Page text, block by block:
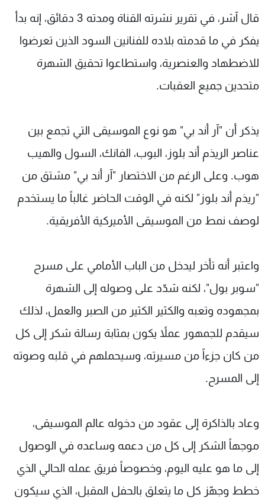
قال آشر، في تقرير نشرته القناة ومدته 3 دقائق، إنه بدأ
يفكر في ما قدمته بلاده للفنانين السود الذين تعرضوا
للاضطهاد والعنصرية، واستطاعوا تحقيق الشهرة
متحدين جميع العقبات.
يذكر أن "آر أند بي" هو نوع الموسيقى التي تجمع بين
عناصر الريذم أند بلوز، البوب، الفانك، السول والهيب
هوب. وعلى الرغم من الاختصار "آر أند بي" مشتق من
"ريذم أند بلوز" لكنه في الوقت الحاضر غالباً ما يستخدم
لوصف نمط من الموسيقى الأميركية الأفريقية.
واعتبر أنه تأخر ليدخل من الباب الأمامي على مسرح
"سوبر بول"، لكنه شدّد على وصوله إلى الشهرة
بمجهوده وتعبه والكثير الكثير من الصبر والعمل، لذلك
سيقدم للجمهور عملاً يكون بمثابة رسالة شكر إلى كل
من كان جزءاً من مسيرته، وسيحملهم في قلبه وصوته
إلى المسرح.
وعاد بالذاكرة إلى عقود من دخوله عالم الموسيقى،
موجهاً الشكر إلى كل من دعمه وساعده في الوصول
إلى ما هو عليه اليوم، وخصوصاً فريق عمله الحالي الذي
خطط وجهّز كل ما يتعلق بالحفل المقبل، الذي سيكون